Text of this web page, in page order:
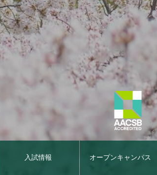
入試情報 オープンキャンパス